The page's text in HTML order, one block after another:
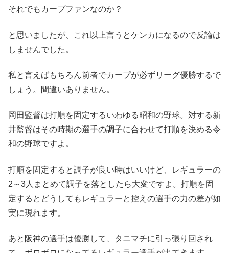
それでもカープファンなのか？
と思いましたが、これ以上言うとケンカになるので反論は
しませんでした。
私と言えばもちろん前者でカープが必ずリーグ優勝するで
しょう。間違いありません。
岡田監督は打順を固定するいわゆる昭和の野球。対する新
井監督はその時期の選手の調子に合わせて打順を決める令
和の野球ですよ。
打順を固定すると調子が良い時はいいけど、レギュラーの
2～3人まとめて調子を落としたら大変ですよ。打順を固
定するとどうしてもレギュラーと控えの選手の力の差が如
実に現れます。
あと阪神の選手は優勝して、タニマチに引っ張り回され